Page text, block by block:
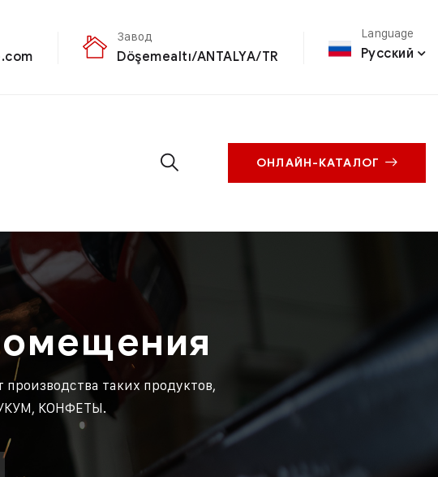
Завод
Döşemealtı/ANTALYA/TR
Language
Русский
ОНЛАЙН-КАТАЛОГ
таких продуктов,
КОНФЕТЫ.